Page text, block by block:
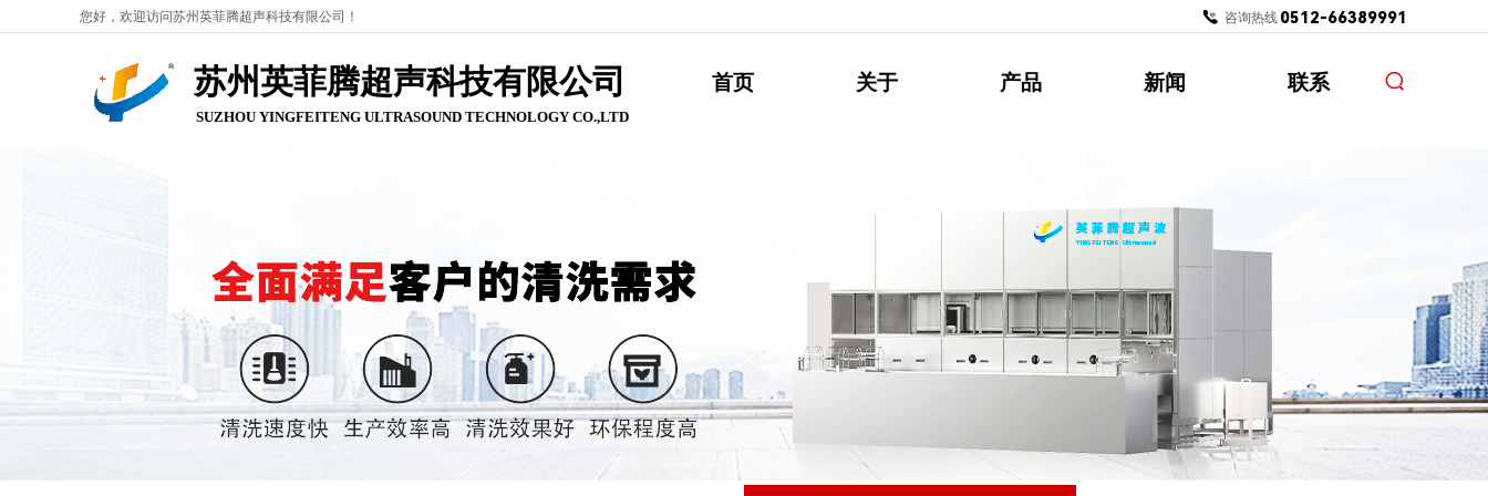
0512-66389991
您好，欢迎访问苏州英菲腾超声科技有限公司！ 咨询热线：
苏州英菲腾超声科技有限公司
SUZHOU YINGFEITENG ULTRASOUND TECHNOLOGY CO.,LTD
首页 关于 产品 新闻 联系